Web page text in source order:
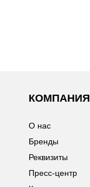
КОМПАНИЯ
О нас
Бренды
Реквизиты
Пресс-центр